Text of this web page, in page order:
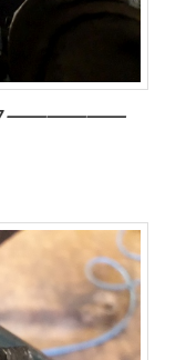
7 ⸻⸻⸻